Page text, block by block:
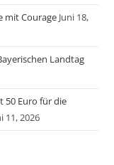
mit Courage Juni 18,
Landtag
50 Euro für die
11, 2026